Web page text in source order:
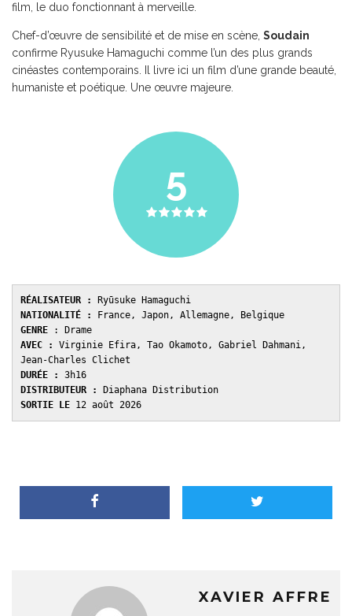
film, le duo fonctionnant à merveille.
Chef-d’œuvre de sensibilité et de mise en scène, Soudain
confirme Ryusuke Hamaguchi comme l’un des plus grands
cinéastes contemporains. Il livre ici un film d’une grande beauté,
humaniste et poétique. Une œuvre majeure.
5
RÉALISATEUR :
Ryūsuke Hamaguchi
NATIONALITÉ :
France, Japon, Allemagne, Belgique
GENRE
: Drame
AVEC : Virginie Efira, Tao Okamoto, Gabriel Dahmani,
Jean-Charles Clichet
DURÉE : 3h16
DISTRIBUTEUR :
Diaphana Distribution
SORTIE LE 12 août 2026
XAVIER AFFRE